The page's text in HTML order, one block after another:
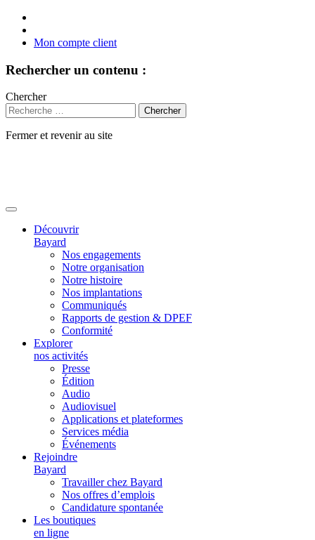
Mon compte client
Rechercher un contenu :
Chercher
Fermer et revenir au site
Découvrir
Bayard
Nos engagements
Notre organisation
Notre histoire
Nos implantations
Communiqués
Rapports de gestion & DPEF
Conformité
Explorer
nos activités
Presse
Édition
Audio
Audiovisuel
Applications et plateformes
Services média
Événements
Rejoindre
Bayard
Travailler chez Bayard
Nos offres d’emplois
Candidature spontanée
Les boutiques
en ligne